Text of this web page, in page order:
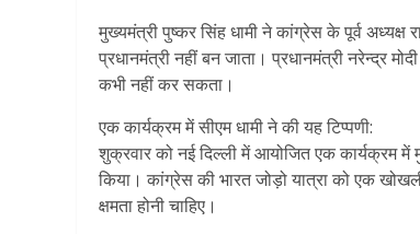
मुख्यमंत्री पुष्कर सिंह धामी ने कांग्रेस के पूर्व अध्यक्ष
प्रधानमंत्री नहीं बन जाता। प्रधानमंत्री नरेन्द्र
कभी नहीं कर सकता।
एक कार्यक्रम में सीएम धामी ने की यह टिप्पणी:
शुक्रवार को नई दिल्ली में आयोजित एक कार्यक्रम में
किया। कांग्रेस की भारत जोड़ो यात्रा को एक
क्षमता होनी चाहिए।